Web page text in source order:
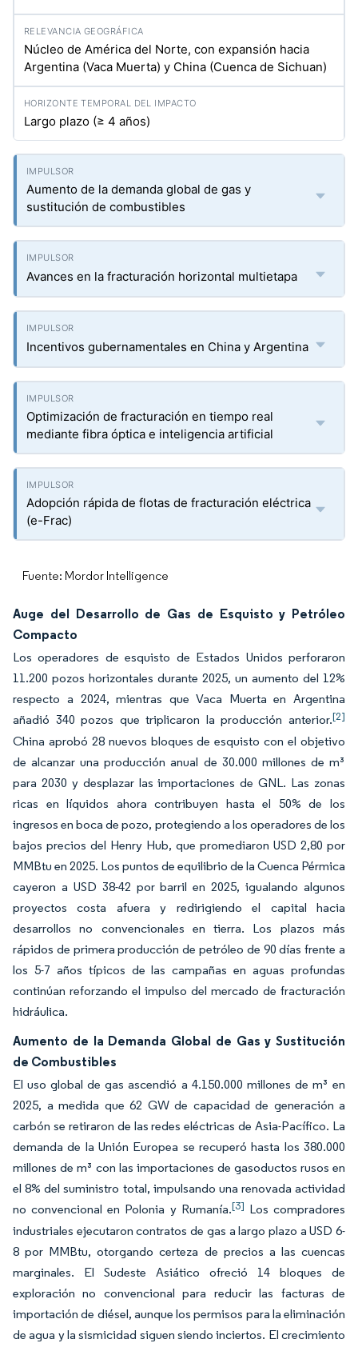
Núcleo de América del Norte, con expansión hacia
Argentina (Vaca Muerta) y China (Cuenca de Sichuan)
Largo plazo (≥ 4 años)
Aumento de la demanda global de gas y
sustitución de combustibles
Avances en la fracturación horizontal multietapa
Incentivos gubernamentales en China y Argentina
Optimización de fracturación en tiempo real
mediante fibra óptica e inteligencia artificial
Adopción rápida de flotas de fracturación eléctrica
(e-Frac)
Fuente: Mordor Intelligence
Auge del Desarrollo de Gas de Esquisto y Petróleo
Compacto
Los operadores de esquisto de Estados Unidos perforaron
11.200 pozos horizontales durante 2025, un aumento del 12%
respecto a 2024, mientras que Vaca Muerta en Argentina
añadió 340 pozos que triplicaron la producción anterior.[2]
China aprobó 28 nuevos bloques de esquisto con el objetivo
de alcanzar una producción anual de 30.000 millones de m³
para 2030 y desplazar las importaciones de GNL. Las zonas
ricas en líquidos ahora contribuyen hasta el 50% de los
ingresos en boca de pozo, protegiendo a los operadores de los
bajos precios del Henry Hub, que promediaron USD 2,80 por
MMBtu en 2025. Los puntos de equilibrio de la Cuenca Pérmica
cayeron a USD 38-42 por barril en 2025, igualando algunos
proyectos costa afuera y redirigiendo el capital hacia
desarrollos no convencionales en tierra. Los plazos más
rápidos de primera producción de petróleo de 90 días frente a
los 5-7 años típicos de las campañas en aguas profundas
continúan reforzando el impulso del mercado de fracturación
hidráulica.
Aumento de la Demanda Global de Gas y Sustitución
de Combustibles
El uso global de gas ascendió a 4.150.000 millones de m³ en
2025, a medida que 62 GW de capacidad de generación a
carbón se retiraron de las redes eléctricas de Asia-Pacífico. La
demanda de la Unión Europea se recuperó hasta los 380.000
millones de m³ con las importaciones de gasoductos rusos en
el 8% del suministro total, impulsando una renovada actividad
no convencional en Polonia y Rumanía.[3] Los compradores
industriales ejecutaron contratos de gas a largo plazo a USD 6-
8 por MMBtu, otorgando certeza de precios a las cuencas
marginales. El Sudeste Asiático ofreció 14 bloques de
exploración no convencional para reducir las facturas de
importación de diésel, aunque los permisos para la eliminación
de agua y la sismicidad siguen siendo inciertos. El crecimiento